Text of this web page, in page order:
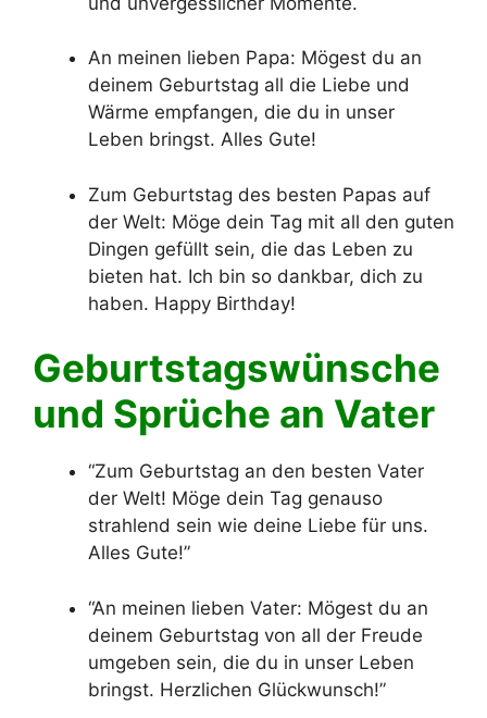
An meinen lieben Papa: Mögest du an
deinem Geburtstag all die Liebe und
Wärme empfangen, die du in unser
Leben bringst. Alles Gute!
Zum Geburtstag des besten Papas auf
der Welt: Möge dein Tag mit all den guten
Dingen gefüllt sein, die das Leben zu
bieten hat. Ich bin so dankbar, dich zu
haben. Happy Birthday!
Geburtstagswünsche
und Sprüche an Vater
“Zum Geburtstag an den besten Vater
der Welt! Möge dein Tag genauso
strahlend sein wie deine Liebe für uns.
Alles Gute!”
“An meinen lieben Vater: Mögest du an
deinem Geburtstag von all der Freude
umgeben sein, die du in unser Leben
bringst. Herzlichen Glückwunsch!”